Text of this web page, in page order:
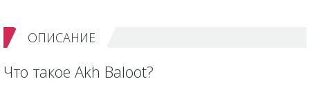
ОПИСАНИЕ
Что такое Akh Baloot?